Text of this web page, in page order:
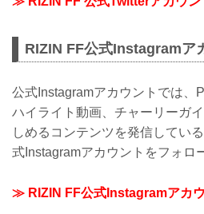
RIZIN FF公式Instagramア
公式Instagramアカウントでは、
ハイライト動画、チャーリーガ
しめるコンテンツを発信してい
式Instagramアカウントをフォロ
≫ RIZIN FF公式Instagramアカ